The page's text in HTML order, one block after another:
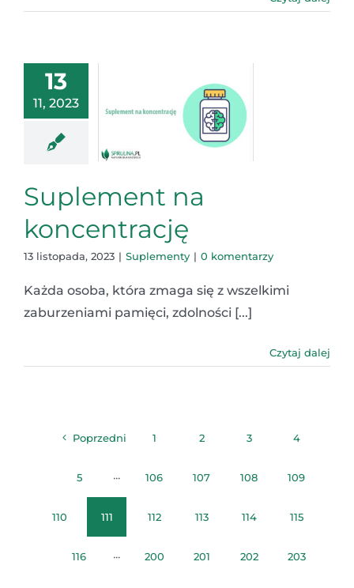
13
11, 2023
Suplement na
koncentrację
13 listopada, 2023 | Suplementy | 0 komentarzy
Każda osoba, która zmaga się z wszelkimi
zaburzeniami pamięci, zdolności [...]
Czytaj dalej
Poprzedni 1 2 3 4
5 ··· 106 107 108 109
110 111 112 113 114 115
116 ··· 200 201 202 203